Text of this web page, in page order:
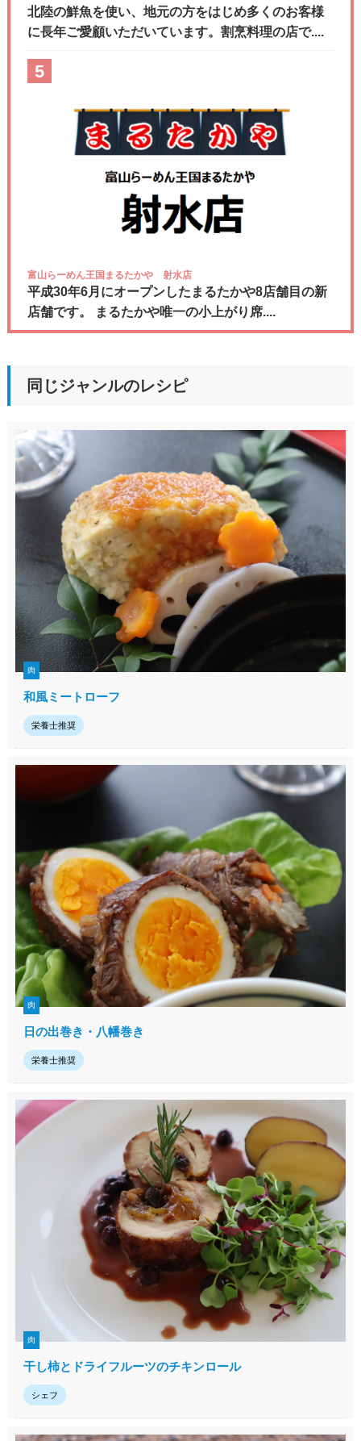
北陸の鮮魚を使い、地元の方をはじめ多くのお客様
に長年ご愛顧いただいています。割烹料理の店で....
5
富山らーめん王国まるたかや 射水店
平成30年6月にオープンしたまるたかや8店舗目の新
店舗です。 まるたかや唯一の小上がり席....
同じジャンルのレシピ
肉
和風ミートローフ
栄養士推奨
肉
日の出巻き・八幡巻き
栄養士推奨
肉
干し柿とドライフルーツのチキンロール
シェフ